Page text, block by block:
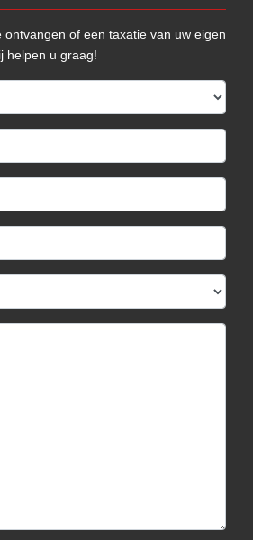
of een taxatie van uw eigen
helpen u graag!